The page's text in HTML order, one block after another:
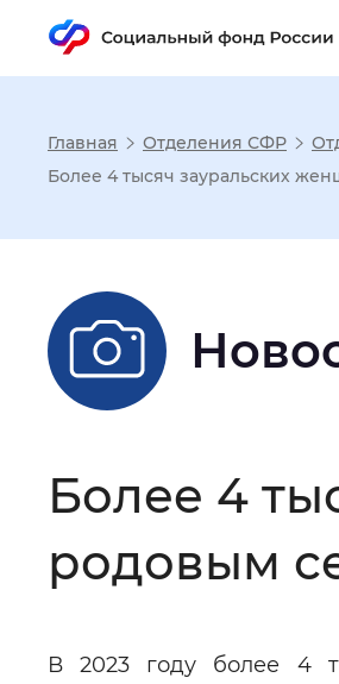
Шрифт: Без
Цвет сайта
Изображения
Главная Отделения СФР
Более 4 тысяч зауральских
Более 4
родовым
В 2023 году более 4